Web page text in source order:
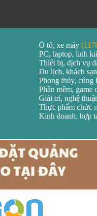
Ô tô, xe máy
PC, laptop, linh
Thiết bị, dịch vụ
Du lịch, khách
Phong thủy, cúng
Phần mềm, game
Giải trí, nghệ
Thực phẩm chức
Kinh doanh, hợp